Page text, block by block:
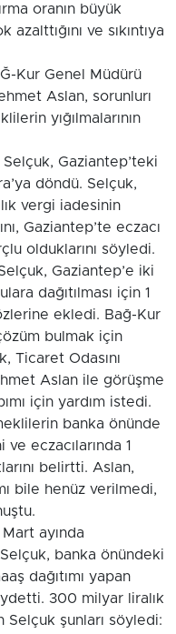
oranın büyük
ve sıkıntıya
Kur Genel Müdürü
Aslan, sorunlurı
yığılmalarının
Selçuk, Gaziantep’teki
döndü. Selçuk,
vergi iadesinin
Gaziantep’te eczacı
olduklarını söyledi.
Gaziantep’e iki
dağıtılması için 1
ekledi. Bağ-Kur
bulmak için
Ticaret Odasını
Aslan ile görüşme
için yardım istedi.
banka önünde
eczacılarında 1
belirtti. Aslan,
bile henüz verilmedi,
Mart ayında
banka önündeki
dağıtımı yapan
300 milyar liralık
şunları söyledi: